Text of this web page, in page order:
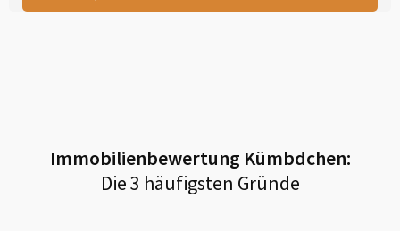
Immobilienbewertung Kümbdchen:
Die 3 häufigsten Gründe